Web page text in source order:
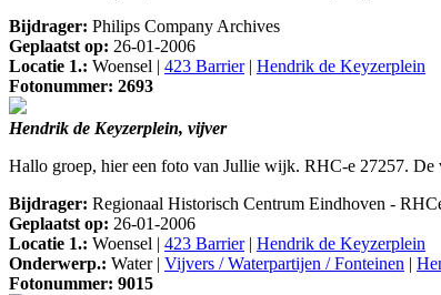
Bijdrager: Philips Company Archives
Geplaatst op: 26-01-2006
Locatie 1.: Woensel | 423 Barrier| Hendrik de Keyzerplein
Fotonummer: 2693
Hendrik de Keyzerplein, vijver
Hallo groep, hier een foto van Jullie wijk. RHC-e 27257.
Bijdrager: Regionaal Historisch Centrum Eindhoven -
Geplaatst op: 26-01-2006
Locatie 1.: Woensel | 423 Barrier| Hendrik de Keyzerplein
Onderwerp.: Water | Vijvers / Waterpartijen / Fonteinen |
Fotonummer: 9015